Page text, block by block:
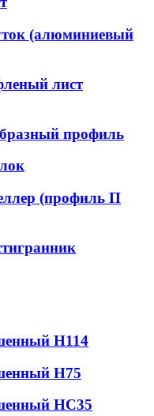
(алюминиевый
лист
профиль
(профиль П
Н114
Н75
НС35